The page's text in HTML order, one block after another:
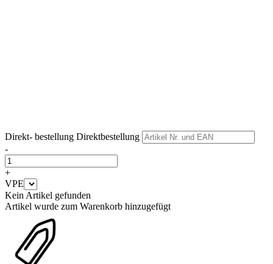
Direkt- bestellung Direktbestellung
-
+
VPE
Kein Artikel gefunden
Artikel wurde zum Warenkorb hinzugefügt